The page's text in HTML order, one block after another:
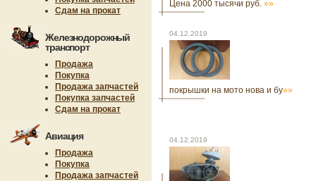
Сдам на прокат
Железнодорожный
транспорт
Продажа
Покупка
Продажа запчастей
Покупка запчастей
Сдам на прокат
Авиация
Продажа
Покупка
Продажа запчастей
Цена 2000 тысячи руб. »»
04.12.2019
покрышки на мото нова и бу»»
04.12.2019